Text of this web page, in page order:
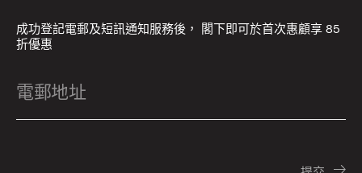
成功登記電郵及短訊通知服務後， 閣下即可於首次惠顧享 85
折優惠